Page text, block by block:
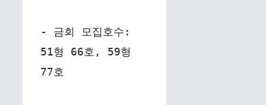
- 금회 모집호수:
51형 66호, 59형
77호